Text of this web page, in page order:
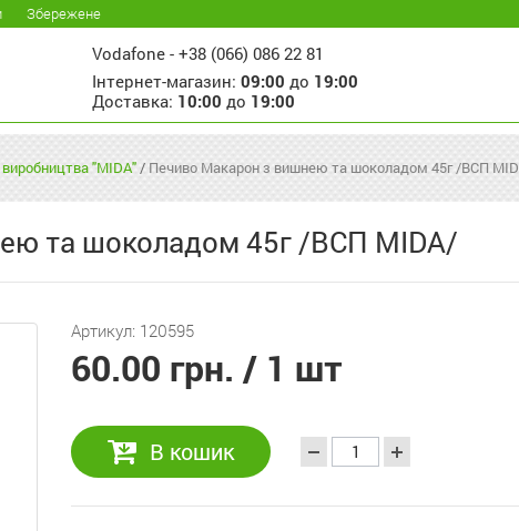
Збережене
Vodafone - +38 (066) 086 22 81
Інтернет-магазин: 09:00 до 19:00
Доставка: 10:00 до 19:00
"MIDA"/ Печиво Макарон з вишнею та шоколадом 45г /ВСП
та шоколадом 45г /ВСП MIDA/
Артикул: 120595
60.00 грн. / 1 шт
В кошик